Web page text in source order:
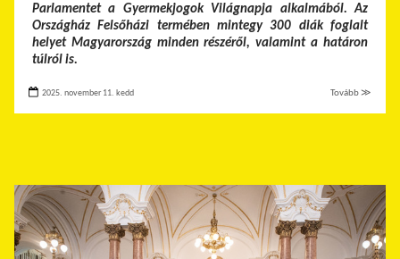
Parlamentet a Gyermekjogok Világnapja alkalmából. Az
Országház Felsőházi termében mintegy 300 diák foglalt
helyet Magyarország minden részéről, valamint a határon
túlról is.
2025. november 11. kedd Tovább ≫